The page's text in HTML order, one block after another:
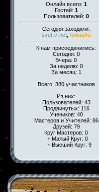
Онлайн всего: 1
Гостей: 1
Пользователей: 0
Сегодня заходили:
svet-v-net, lubasha
К нам присоединились:
Сегодня: 0
Вчера: 0
За неделю: 0
За месяц: 1
Всего: 380 участников
Из них:
Пользователей: 43
Продвинутых: 116
Учеников: 40
Мастеров и Учителей: 86
Друзей: 79
Круг Мастеров: 0
+ Малый Круг: 0
+ Высший Круг: 9